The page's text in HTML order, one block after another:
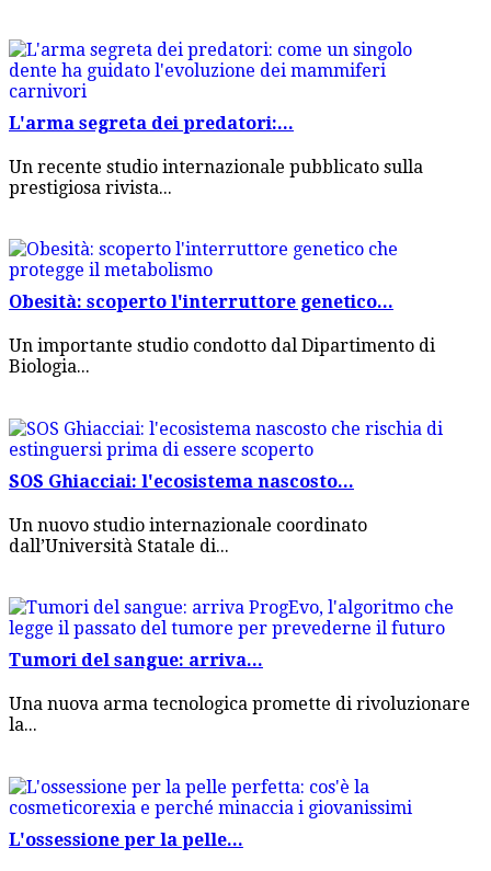
L'arma segreta dei predatori:...
Un recente studio internazionale pubblicato sulla
prestigiosa rivista...
Obesità: scoperto l'interruttore genetico...
Un importante studio condotto dal Dipartimento di
Biologia...
SOS Ghiacciai: l'ecosistema nascosto...
Un nuovo studio internazionale coordinato
dall’Università Statale di...
Tumori del sangue: arriva...
Una nuova arma tecnologica promette di rivoluzionare
la...
L'ossessione per la pelle...